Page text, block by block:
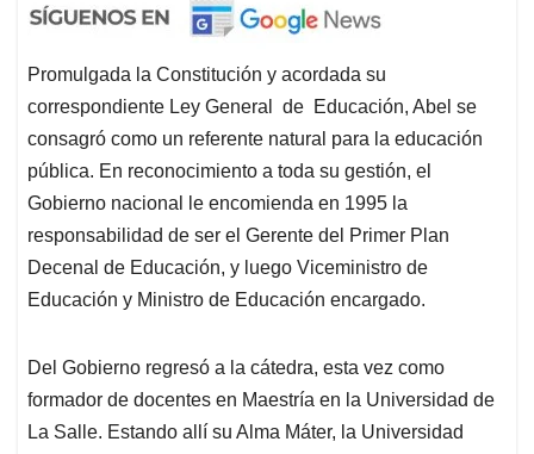
Promulgada la Constitución y acordada su
correspondiente Ley General de Educación, Abel se
consagró como un referente natural para la educación
pública. En reconocimiento a toda su gestión, el
Gobierno nacional le encomienda en 1995 la
responsabilidad de ser el Gerente del Primer Plan
Decenal de Educación, y luego Viceministro de
Educación y Ministro de Educación encargado.
Del Gobierno regresó a la cátedra, esta vez como
formador de docentes en Maestría en la Universidad de
La Salle. Estando allí su Alma Máter, la Universidad